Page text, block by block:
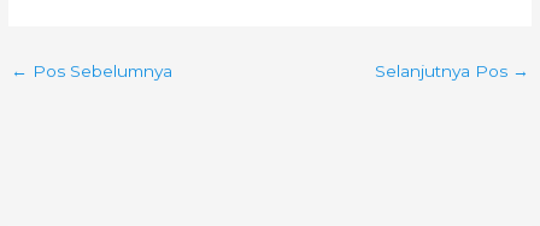
← Pos Sebelumnya Selanjutnya Pos →